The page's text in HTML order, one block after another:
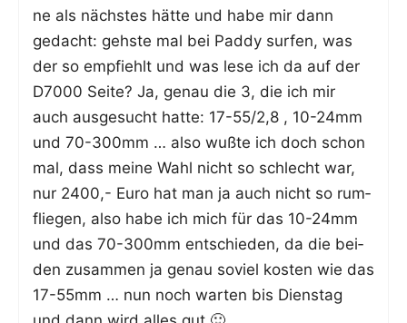
ne als nächs­tes hät­te und habe mir dann
gedacht: geh­s­te mal bei Pad­dy sur­fen, was
der so emp­fiehlt und was lese ich da auf der
D7000 Sei­te? Ja, genau die 3, die ich mir
auch aus­ge­sucht hat­te: 17-55/2,8 , 10-24mm
und 70-300mm … also wuß­te ich doch schon
mal, dass mei­ne Wahl nicht so schlecht war,
nur 2400,- Euro hat man ja auch nicht so rum­
flie­gen, also habe ich mich für das 10-24mm
und das 70-300mm ent­schie­den, da die bei­
den zusam­men ja genau soviel kos­ten wie das
17-55mm … nun noch war­ten bis Diens­tag